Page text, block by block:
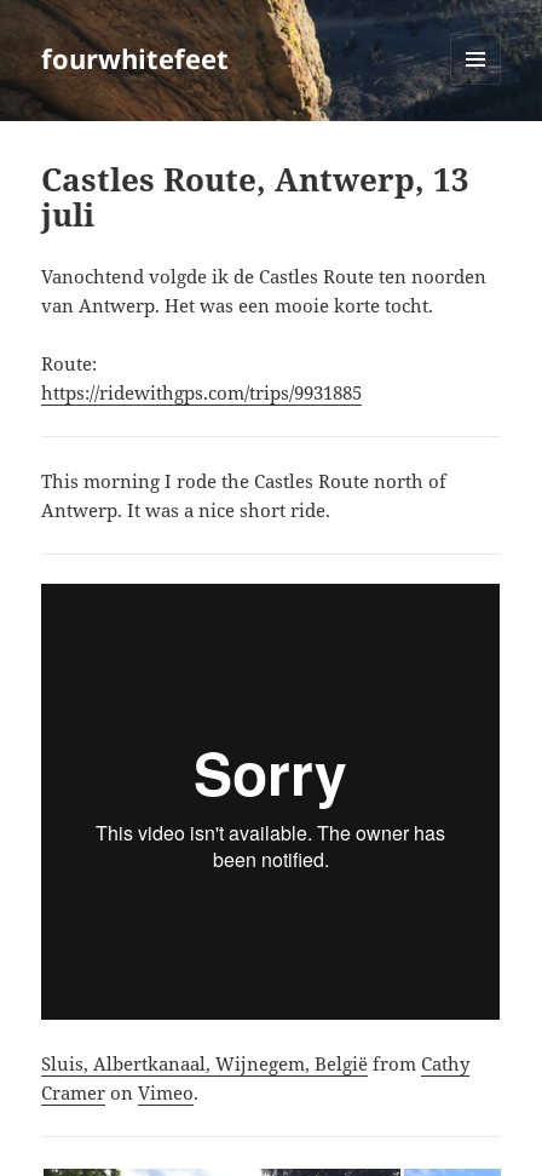
fourwhitefeet
MENU
Castles Route, Antwerp, 13
juli
Vanochtend volgde ik de Castles Route ten noorden
van Antwerp. Het was een mooie korte tocht.
Route:
https://ridewithgps.com/trips/9931885
This morning I rode the Castles Route north of
Antwerp. It was a nice short ride.
Sluis, Albertkanaal, Wijnegem, België fromCathy
Cramer onVimeo.